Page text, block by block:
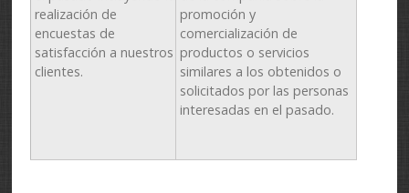
realización de
encuestas de
satisfacción a nuestros
clientes.
promoción y
comercialización de
productos o servicios
similares a los obtenidos o
solicitados por las personas
interesadas en el pasado.